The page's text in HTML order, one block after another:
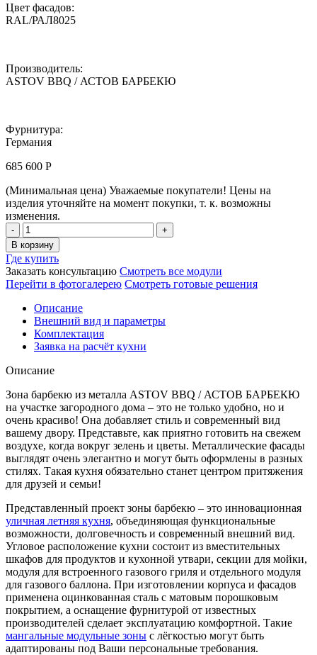
Цвет фасадов:
RAL/РАЛ8025
Производитель:
ASTOV BBQ / АСТОВ БАРБЕКЮ
Фурнитура:
Германия
685 600 Р
(Минимальная цена) Уважаемые покупатели! Цены на
изделия уточняйте на момент покупки, т. к. возможны
изменения.
Зона
барбекю
ASTOV
BBQ
/
АСТОВ
БАРБЕКЮ
№
9
(ширина
1820х2920
мм)
В корзину
Где купить
Заказать консультацию Смотреть все модули
Перейти в фотогалерею Смотреть готовые решения
Описание
Внешний вид и параметры
Комплектация
Заявка на расчёт кухни
Описание
Зона барбекю из металла ASTOV BBQ / АСТОВ БАРБЕКЮ
на участке загородного дома – это не только удобно, но и
очень красиво! Она добавляет стиль и современный вид
вашему двору. Представьте, как приятно готовить на свежем
воздухе, когда вокруг зелень и цветы. Металлические фасады
выглядят очень элегантно и могут быть оформлены в разных
стилях. Такая кухня обязательно станет центром притяжения
для друзей и семьи!
Представленный проект зоны барбекю – это инновационная
уличная летняя кухня, объединяющая функциональные
возможности, долговечность и современный внешний вид.
Угловое расположение кухни состоит из вместительных
шкафов для продуктов и кухонной утвари, секции для мойки,
модуля для встроенного газового гриля и отдельного модуля
для газового баллона. При изготовлении корпуса и фасадов
применена оцинкованная сталь с матовым порошковым
покрытием, а оснащение фурнитурой от известных
производителей сделает эксплуатацию комфортной. Такие
мангальные модульные зоны с лёгкостью могут быть
адаптированы под Ваши персональные требования.